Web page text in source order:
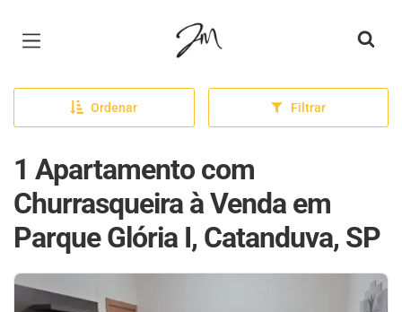
Página inicial
Ordenar Filtrar
1 Apartamento com
Churrasqueira à Venda em
Parque Glória I, Catanduva, SP